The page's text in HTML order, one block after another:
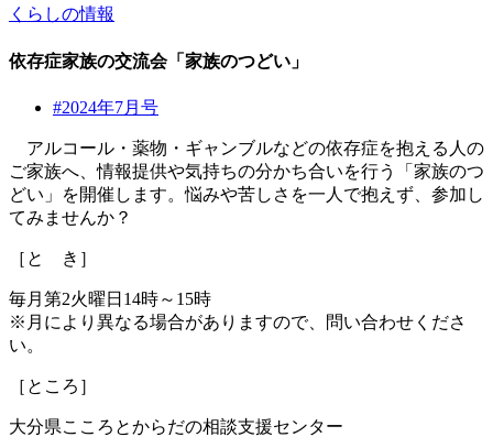
くらしの情報
依存症家族の交流会「家族のつどい」
#2024年7月号
アルコール・薬物・ギャンブルなどの依存症を抱える人の
ご家族へ、情報提供や気持ちの分かち合いを行う「家族のつ
どい」を開催します。悩みや苦しさを一人で抱えず、参加し
てみませんか？
［と き］
毎月第2火曜日14時～15時
※月により異なる場合がありますので、問い合わせくださ
い。
［ところ］
大分県こころとからだの相談支援センター